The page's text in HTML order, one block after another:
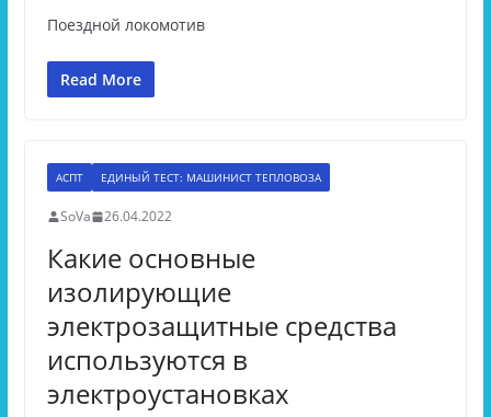
Поездной локомотив
Read More
АСПТ ЕДИНЫЙ ТЕСТ: МАШИНИСТ ТЕПЛОВОЗА
SoVa 26.04.2022
Какие основные
изолирующие
электрозащитные средства
используются в
электроустановках